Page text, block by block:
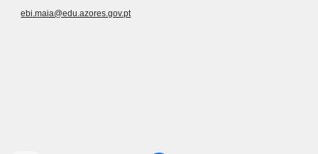
ebi.maia@edu.azores.gov.pt